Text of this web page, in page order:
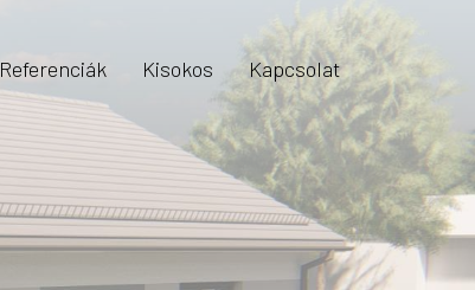
Referenciák Kisokos Kapcsolat